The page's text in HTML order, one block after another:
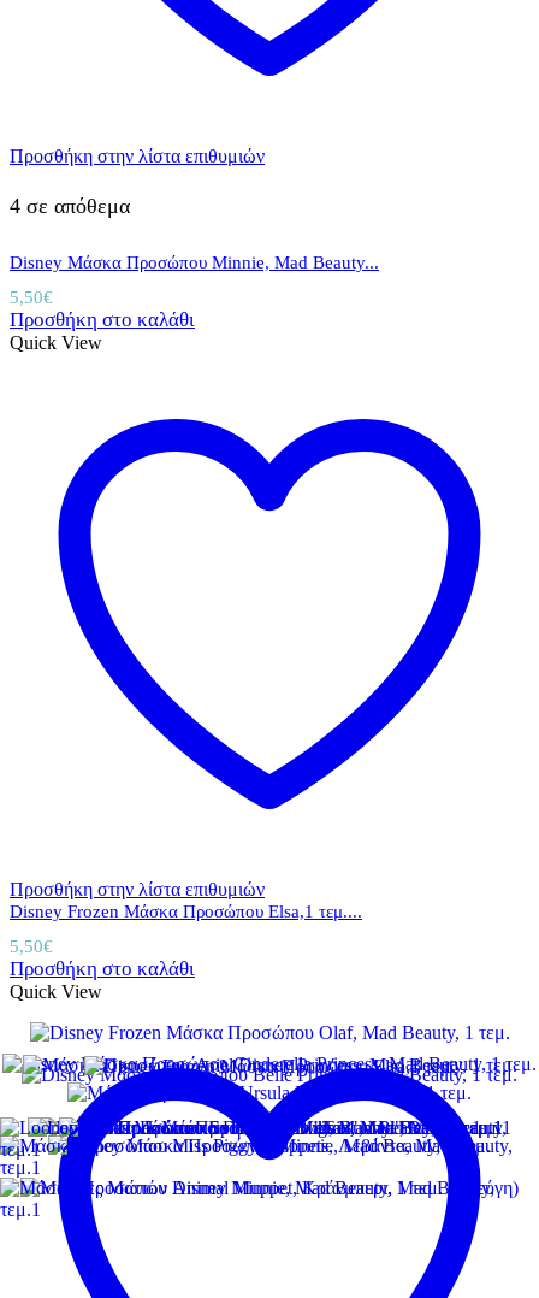
Προσθήκη στην λίστα επιθυμιών
4 σε απόθεμα
Disney Μάσκα Προσώπου Minnie, Mad Beauty...
5,50€
Προσθήκη στο καλάθι
Quick View
Προσθήκη στην λίστα επιθυμιών
Disney Frozen Μάσκα Προσώπου Elsa,1 τεμ....
5,50€
Προσθήκη στο καλάθι
Quick View